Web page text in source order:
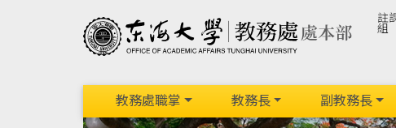
註
組
教務處職掌 教務長 副教務長